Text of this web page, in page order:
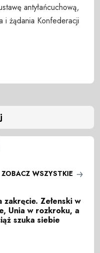
antyłańcuchową,
i żądania Konfederacji
ZOBACZ WSZYSTKIE
zakręcie. Zełenski w
Unia w rozkroku, a
szuka siebie